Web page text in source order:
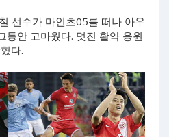
선수가 마인츠05를 떠나 아우
동안 고마웠다. 멋진 활약 응원
다.